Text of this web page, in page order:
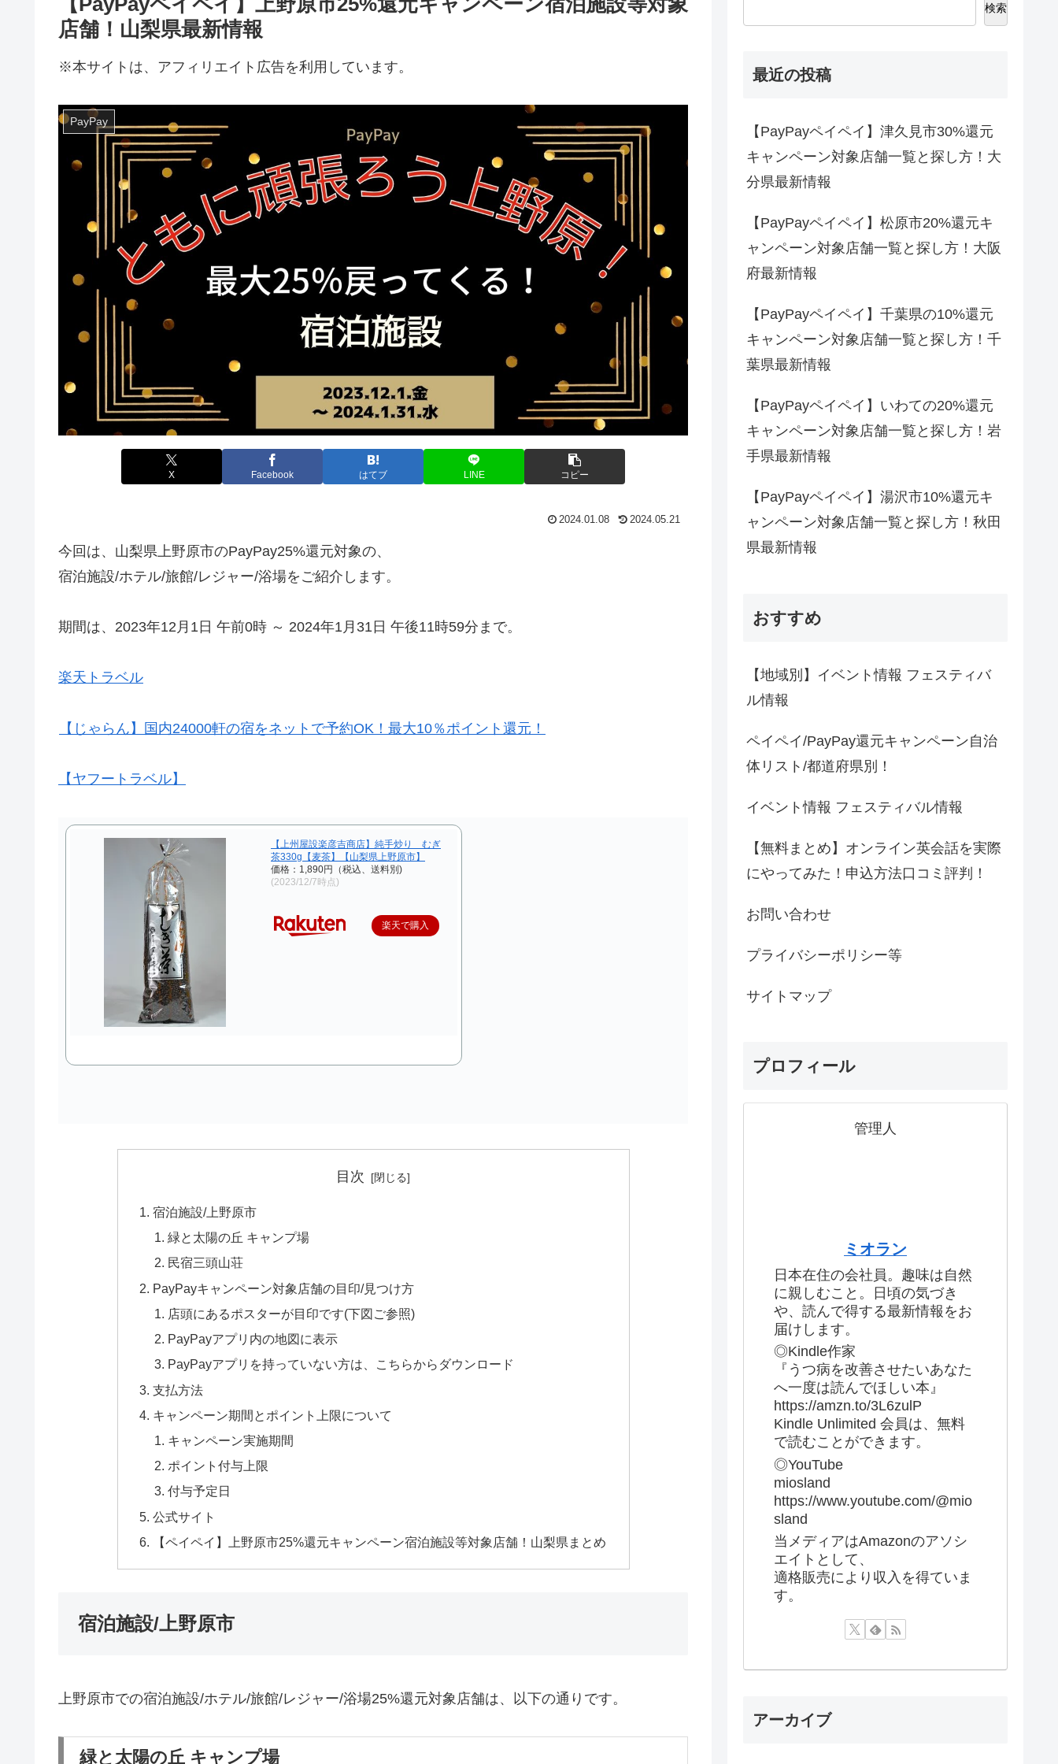
店舗！山梨県最新情報
※本サイトは、アフィリエイト広告を利用しています。
PayPay
X Facebook はてブ LINE コピー
2024.01.08 2024.05.21
今回は、山梨県上野原市のPayPay25%還元対象の、
宿泊施設/ホテル/旅館/レジャー/浴場をご紹介します。
期間は、2023年12月1日 午前0時 ～ 2024年1月31日 午後11時59分まで。
楽天トラベル
【じゃらん】国内24000軒の宿をネットで予約OK！最大10％ポイント還元！
【ヤフートラベル】
【上州屋設楽彦吉商店】純手炒り むぎ
茶330g【麦茶】【山梨県上野原市】
価格：1,890円（税込、送料別)
(2023/12/7時点)
楽天で購入
目次
宿泊施設/上野原市
緑と太陽の丘 キャンプ場
民宿三頭山荘
PayPayキャンペーン対象店舗の目印/見つけ方
店頭にあるポスターが目印です(下図ご参照)
PayPayアプリ内の地図に表示
PayPayアプリを持っていない方は、こちらからダウンロード
支払方法
キャンペーン期間とポイント上限について
キャンペーン実施期間
ポイント付与上限
付与予定日
公式サイト
【ペイペイ】上野原市25%還元キャンペーン宿泊施設等対象店舗！山梨県まとめ
宿泊施設/上野原市
上野原市での宿泊施設/ホテル/旅館/レジャー/浴場25%還元対象店舗は、以下の通りです。
緑と太陽の丘 キャンプ場
検索
最近の投稿
【PayPayペイペイ】津久見市30%還元
キャンペーン対象店舗一覧と探し方！大
分県最新情報
【PayPayペイペイ】松原市20%還元キ
ャンペーン対象店舗一覧と探し方！大阪
府最新情報
【PayPayペイペイ】千葉県の10%還元
キャンペーン対象店舗一覧と探し方！千
葉県最新情報
【PayPayペイペイ】いわての20%還元
キャンペーン対象店舗一覧と探し方！岩
手県最新情報
【PayPayペイペイ】湯沢市10%還元キ
ャンペーン対象店舗一覧と探し方！秋田
県最新情報
おすすめ
【地域別】イベント情報 フェスティバ
ル情報
ペイペイ/PayPay還元キャンペーン自治
体リスト/都道府県別！
イベント情報 フェスティバル情報
【無料まとめ】オンライン英会話を実際
にやってみた！申込方法口コミ評判！
お問い合わせ
プライバシーポリシー等
サイトマップ
プロフィール
管理人
ミオラン
日本在住の会社員。趣味は自然
に親しむこと。日頃の気づき
や、読んで得する最新情報をお
届けします。
◎Kindle作家
『うつ病を改善させたいあなた
へ一度は読んでほしい本』
https://amzn.to/3L6zulP
Kindle Unlimited 会員は、無料
で読むことができます。
◎YouTube
miosland
https://www.youtube.com/@mio
sland
当メディアはAmazonのアソシ
エイトとして、
適格販売により収入を得ていま
す。
アーカイブ